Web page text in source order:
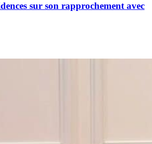
sur son rapprochement avec